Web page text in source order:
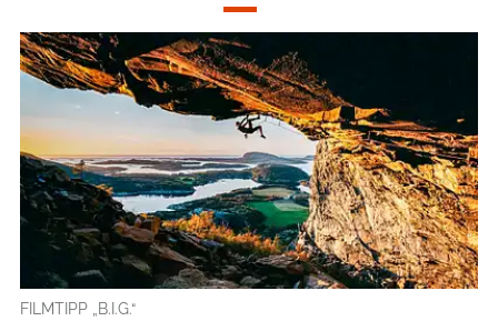
FILMTIPP „B.I.G.“